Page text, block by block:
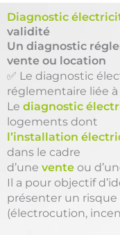
Diagnostic
validité
Un diagnostic
vente ou location
✅ Le diagnostic
réglementaire liée
Le diagnostic
logements dont
l’installation
dans le cadre
d’une vente ou
Il a pour objectif
présenter un
(électrocution,